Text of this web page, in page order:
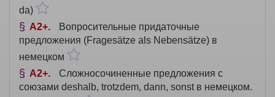
da)
A2+
Вопросительные придаточные
предложения (Fragesätze als Nebensätze) в
немецком
A2+
Сложносочиненные предложения с
союзами deshalb, trotzdem, dann, sonst в немецком.